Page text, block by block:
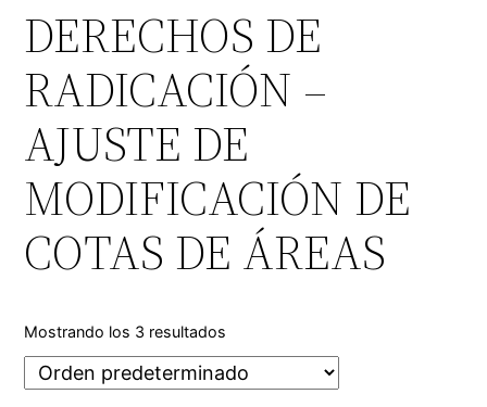
DERECHOS DE
RADICACIÓN –
AJUSTE DE
MODIFICACIÓN DE
COTAS DE ÁREAS
Mostrando los 3 resultados